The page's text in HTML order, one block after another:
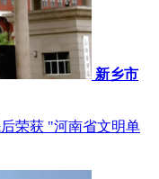
新乡市
荣获 "河南省文明单